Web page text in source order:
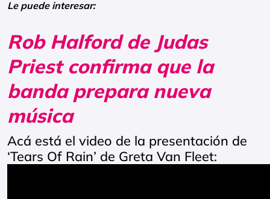
Le puede interesar:
Rob Halford de Judas
Priest confirma que la
banda prepara nueva
música
Acá está el video de la presentación de
‘Tears Of Rain’ de Greta Van Fleet: